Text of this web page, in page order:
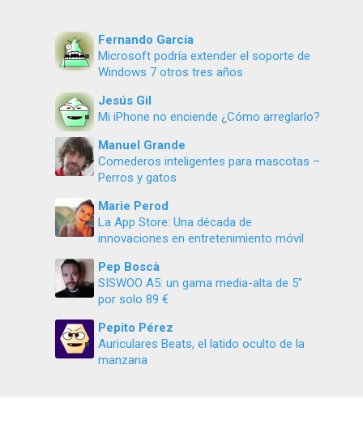
Fernando García
Microsoft podría extender el soporte de
Windows 7 otros tres años
Jesús Gil
Mi iPhone no enciende ¿Cómo arreglarlo?
Manuel Grande
Comederos inteligentes para mascotas –
Perros y gatos
Marie Perod
La App Store: Una década de
innovaciones en entretenimiento móvil
Pep Boscà
SISWOO A5: un gama media-alta de 5″
por solo 89 €
Pepito Pérez
Auriculares Beats, el latido oculto de la
manzana